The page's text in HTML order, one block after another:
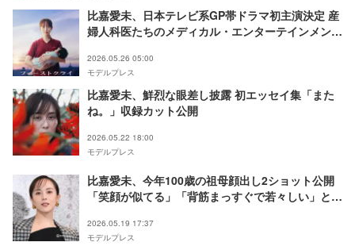
比嘉愛未、日本テレビ系GP帯ドラマ初主演決定 産
婦人科医たちのメディカル・エンターテインメント
2026.05.26 05:00
モデルプレス
比嘉愛未、鮮烈な眼差し披露 初エッセイ集「また
ね。」収録カット公開
2026.05.22 18:00
モデルプレス
比嘉愛未、今年100歳の祖母顔出し2ショット公開
「笑顔が似てる」「背筋まっすぐで若々しい」と反
2026.05.19 17:37
モデルプレス